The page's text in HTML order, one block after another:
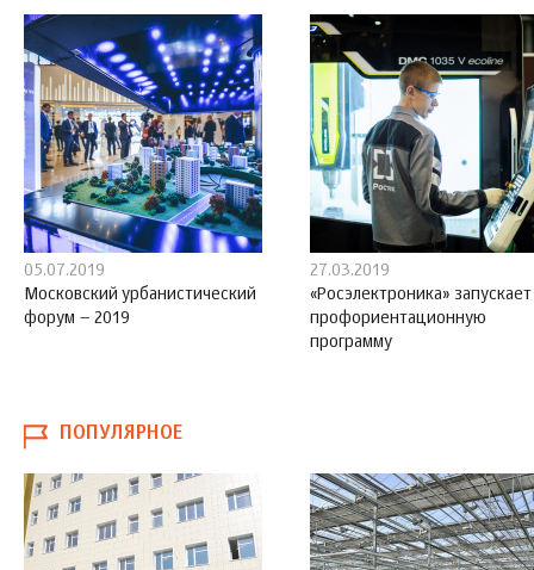
05.07.2019
Московский урбанистический
форум – 2019
27.03.2019
«Росэлектроника» запускает
профориентационную
программу
ПОПУЛЯРНОЕ